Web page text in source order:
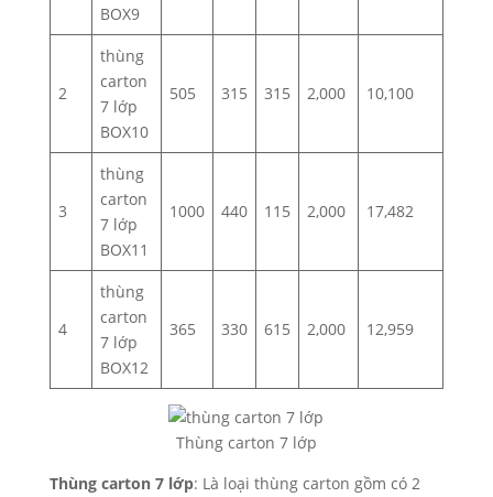
BOX9
2
thùng
carton
7 lớp
BOX10
505 315 315 2,000 10,100
3
thùng
carton
7 lớp
BOX11
1000 440 115 2,000 17,482
4
thùng
carton
7 lớp
BOX12
365 330 615 2,000 12,959
Thùng carton 7 lớp
Thùng carton 7 lớp: Là loại thùng carton gồm có 2